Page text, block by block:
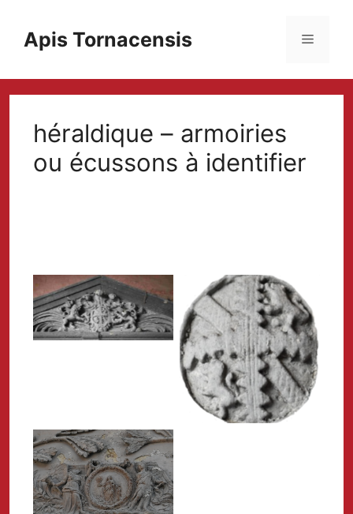
contenuApis Tornacensis Menu
héraldique – armoiries
ou écussons à identifier
No Caption
No Caption
No Caption